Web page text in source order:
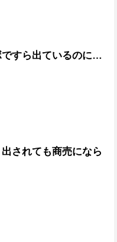
すら出ているのに…
されても商売になら